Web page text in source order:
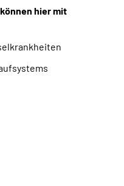
hier mit